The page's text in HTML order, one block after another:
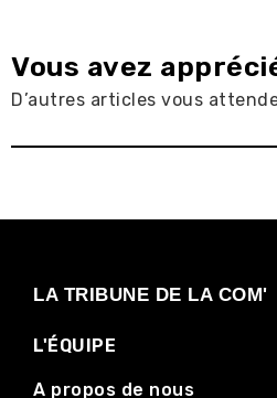
Vous avez
D’autres articles vous
LA TRIBUNE DE LA COM'
L'ÉQUIPE
A propos de nous